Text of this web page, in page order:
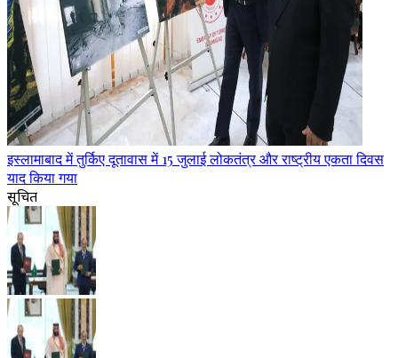
इस्लामाबाद में तुर्किए दूतावास में 15 जुलाई लोकतंत्र और राष्ट्रीय एकता दिवस
याद किया गया
सूचित